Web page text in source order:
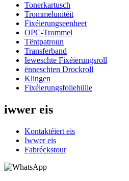
Tonerkartusch
Trommelunitéit
Fixéierungseenheet
OPC-Trommel
Tëntpatroun
Transferband
Ieweschte Fixéierungsroll
ënneschten Drockroll
Klingen
Fixéierungsfoliehülle
iwwer eis
Kontaktéiert eis
Iwwer eis
Fabréckstour